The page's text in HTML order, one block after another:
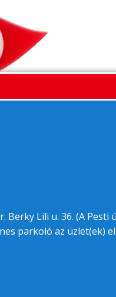
Berky Lili u. 36. (A Pesti
parkoló az üzlet(ek)